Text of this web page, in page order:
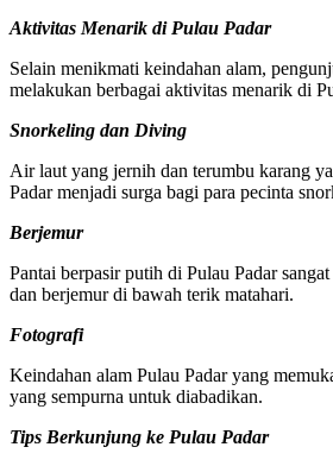
Aktivitas Menarik di Pulau Padar
Selain menikmati keindahan alam,
melakukan berbagai aktivitas menarik di
Snorkeling dan Diving
Air laut yang jernih dan terumbu karang
Padar menjadi surga bagi para pecinta
Berjemur
Pantai berpasir putih di Pulau Padar
dan berjemur di bawah terik matahari.
Fotografi
Keindahan alam Pulau Padar yang
yang sempurna untuk diabadikan.
Tips Berkunjung ke Pulau Padar